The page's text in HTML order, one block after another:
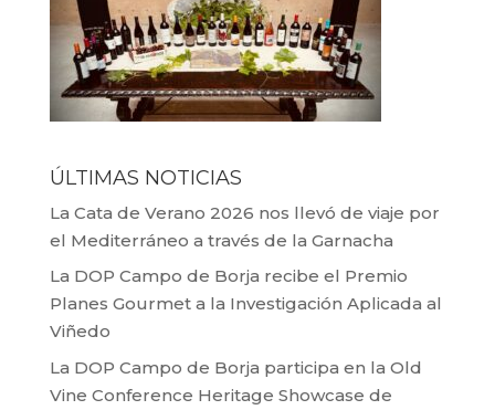
ÚLTIMAS NOTICIAS
La Cata de Verano 2026 nos llevó de viaje por
el Mediterráneo a través de la Garnacha
La DOP Campo de Borja recibe el Premio
Planes Gourmet a la Investigación Aplicada al
Viñedo
La DOP Campo de Borja participa en la Old
Vine Conference Heritage Showcase de